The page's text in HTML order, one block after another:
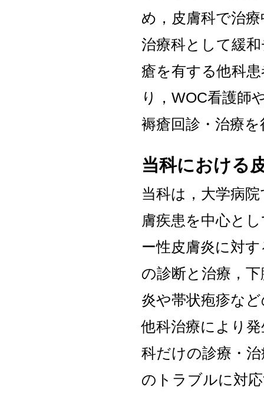
め，皮膚科で治
治療科として緩
瘡を有する他科
り，WOC看護師
褥瘡回診・治療
当科における
当科は，大学病
膚疾患を中心と
ー性皮膚炎に対
の診断と治療，
炎や帯状疱疹な
他科治療により
科だけの診療・
のトラブルに対